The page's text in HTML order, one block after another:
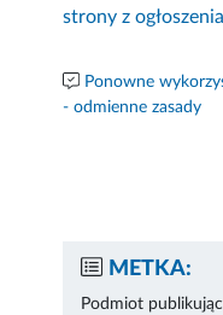
strony z
Ponowne
- odmienne zasady
METKA:
Podmiot